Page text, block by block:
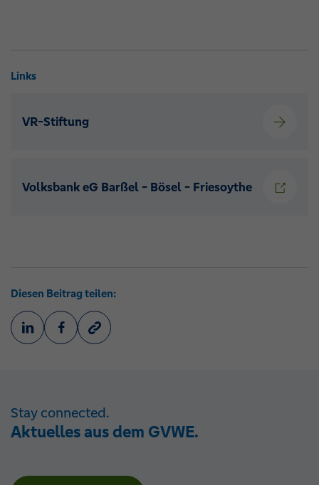
Links
VR-Stiftung
Volksbank eG Barßel - Bösel - Friesoythe
Diesen Beitrag teilen:
Stay connected.
Aktuelles aus dem GVWE.